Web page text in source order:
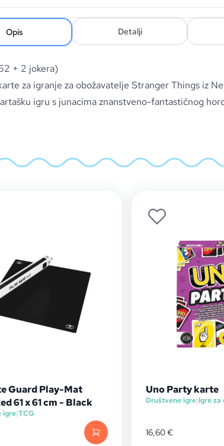
Opis Detalji
+ 2 jokera)
za igranje za obožavatelje Stranger Things iz
igru ​​s junacima znanstveno-fantastičnog
Guard Play-Mat
61 x 61 cm - Black
igre|TCG
Uno Party karte
Društvene igre|Igre za
16,60€